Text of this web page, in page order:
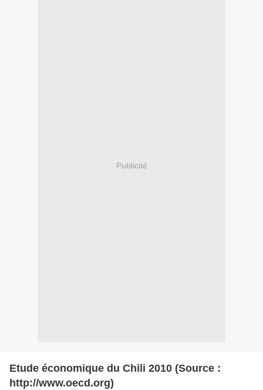
Publicité
Etude économique du Chili 2010 (Source :
http://www.oecd.org)